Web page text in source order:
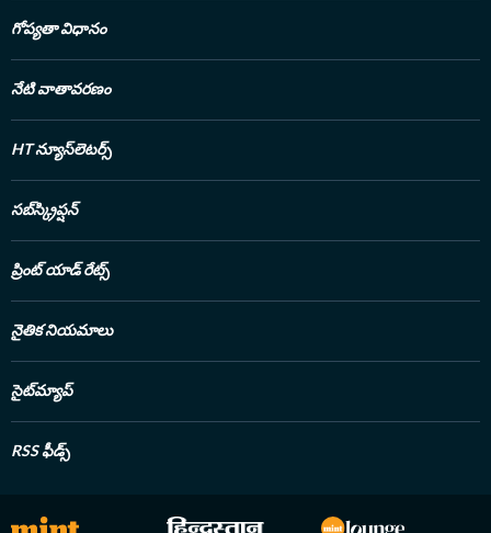
గోప్యతా విధానం
నేటి వాతావరణం
HT న్యూస్‌లెటర్స్
సబ్‌స్క్రిప్షన్
ప్రింట్ యాడ్ రేట్స్
నైతిక నియమాలు
సైట్‌మ్యాప్
RSS ఫీడ్స్